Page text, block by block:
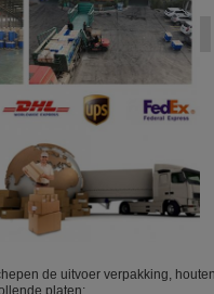
de uitvoer verpakking,